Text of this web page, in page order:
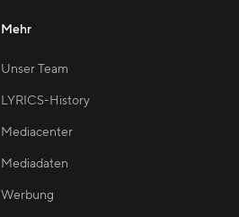
Mehr
Unser Team
LYRICS-History
Mediacenter
Mediadaten
Werbung